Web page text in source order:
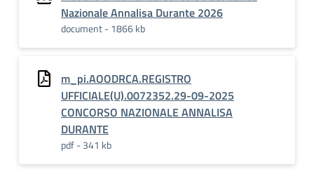
Nazionale Annalisa Durante 2026
document - 1866 kb
m_pi.AOODRCA.REGISTRO
UFFICIALE(U).0072352.29-09-2025
CONCORSO NAZIONALE ANNALISA
DURANTE
pdf - 341 kb